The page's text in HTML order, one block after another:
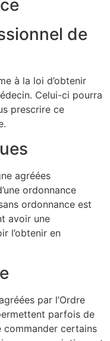
de
à la loi d’obtenir
Celui-ci pourra
prescrire ce
agréées
ordonnance
ordonnance est
avoir une
l’obtenir en
par l’Ordre
parfois de
commander certains